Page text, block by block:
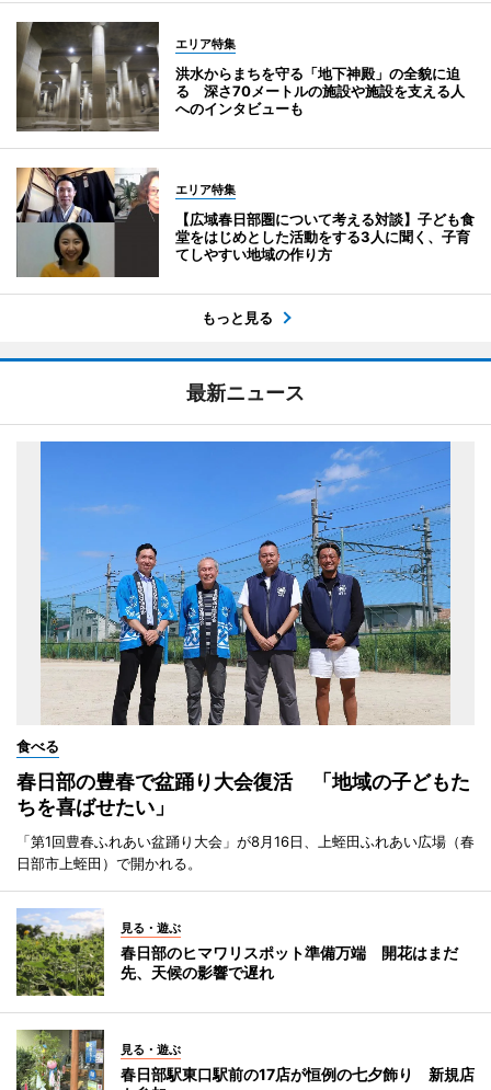
エリア特集
洪水からまちを守る「地下神殿」の全貌に迫
る 深さ70メートルの施設や施設を支える人
へのインタビューも
エリア特集
【広域春日部圏について考える対談】子ども食
堂をはじめとした活動をする3人に聞く、子育
てしやすい地域の作り方
もっと見る
最新ニュース
食べる
春日部の豊春で盆踊り大会復活 「地域の子どもた
ちを喜ばせたい」
「第1回豊春ふれあい盆踊り大会」が8月16日、上蛭田ふれあい広場（春
日部市上蛭田）で開かれる。
見る・遊ぶ
春日部のヒマワリスポット準備万端 開花はまだ
先、天候の影響で遅れ
見る・遊ぶ
春日部駅東口駅前の17店が恒例の七夕飾り 新規店